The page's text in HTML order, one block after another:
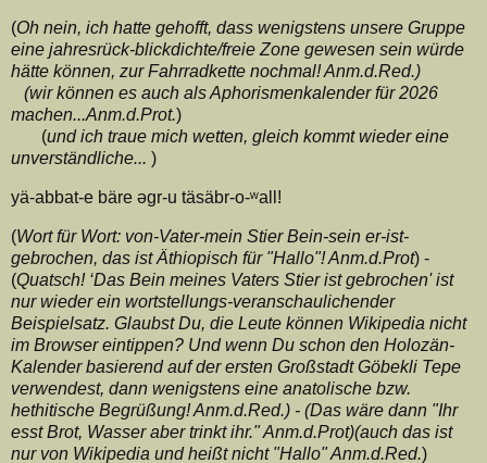
(Oh nein, ich hatte gehofft, dass wenigstens unsere Gruppe
eine jahresrück-blickdichte/freie Zone gewesen sein würde
hätte können, zur Fahrradkette nochmal! Anm.d.Red.)
(wir können es auch als Aphorismenkalender für 2026
machen...Anm.d.Prot.)
(und ich traue mich wetten, gleich kommt wieder eine
unverständliche... )
yä-abbat-e bäre əgr-u täsäbr-o-ʷall!
(Wort für Wort: von-Vater-mein Stier Bein-sein er-ist-
gebrochen, das ist Äthiopisch für "Hallo"! Anm.d.Prot) -
(Quatsch! ‘Das Bein meines Vaters Stier ist gebrochen' ist
nur wieder ein wortstellungs-veranschaulichender
Beispielsatz. Glaubst Du, die Leute können Wikipedia nicht
im Browser eintippen? Und wenn Du schon den Holozän-
Kalender basierend auf der ersten Großstadt Göbekli Tepe
verwendest, dann wenigstens eine anatolische bzw.
hethitische Begrüßung! Anm.d.Red.) - (Das wäre dann "Ihr
esst Brot, Wasser aber trinkt ihr." Anm.d.Prot)(auch das ist
nur von Wikipedia und heißt nicht "Hallo" Anm.d.Red.)